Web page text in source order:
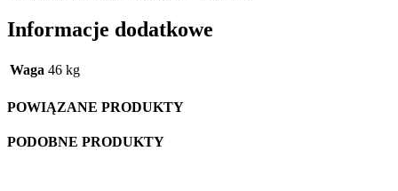
Informacje dodatkowe
Waga 46 kg
POWIĄZANE PRODUKTY
PODOBNE PRODUKTY